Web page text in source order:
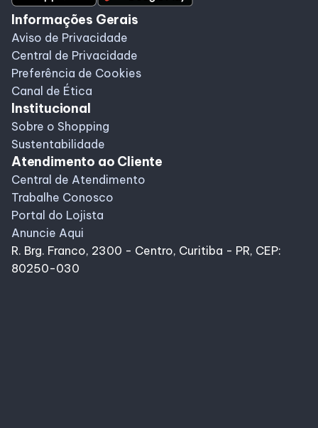
Informações Gerais
Aviso de Privacidade
Central de Privacidade
Preferência de Cookies
Canal de Ética
Institucional
Sobre o Shopping
Sustentabilidade
Atendimento ao Cliente
Central de Atendimento
Trabalhe Conosco
Portal do Lojista
Anuncie Aqui
R. Brg. Franco, 2300 - Centro, Curitiba - PR, CEP:
80250-030